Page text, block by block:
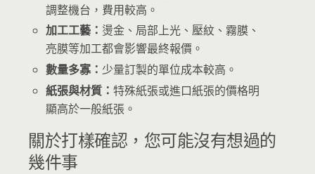
調整機台，費用較高。
加工工藝： 燙金、局部上光、壓紋、霧膜、
亮膜等加工都會影響最終報價。
數量多寡： 少量訂製的單位成本較高。
紙張與材質：特殊紙張或進口紙張的價格明
顯高於一般紙張。
關於打樣確認，您可能沒有想過的
幾件事